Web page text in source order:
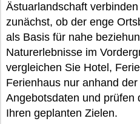
Ästuarlandschaft
zunächst, ob der enge
als Basis für nahe
Naturerlebnisse im
vergleichen Sie Hotel,
Ferienhaus nur anhand
Angebotsdaten und prüfen
Ihren geplanten Zielen.